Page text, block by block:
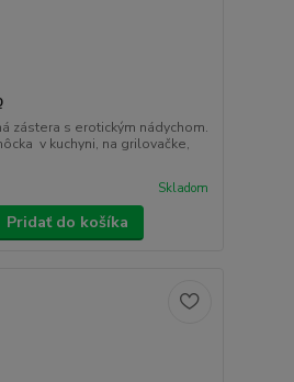
zástera s erotickým nádychom.
v kuchyni, na grilovačke,
Skladom
Pridať do košíka